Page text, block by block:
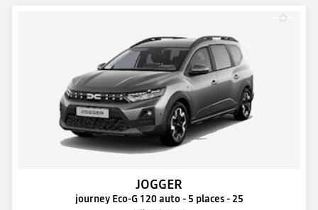
JOGGER
journey Eco-G 120 auto - 5 places - 25